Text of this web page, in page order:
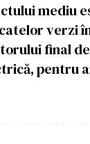
mediu
verzi
final
pentru